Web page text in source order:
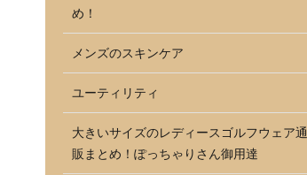
め！
メンズのスキンケア
ユーティリティ
大きいサイズのレディースゴルフウェア通
販まとめ！ぽっちゃりさん御用達